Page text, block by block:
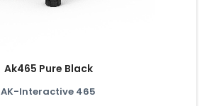
Ak465 Pure Black
AK-Interactive 465